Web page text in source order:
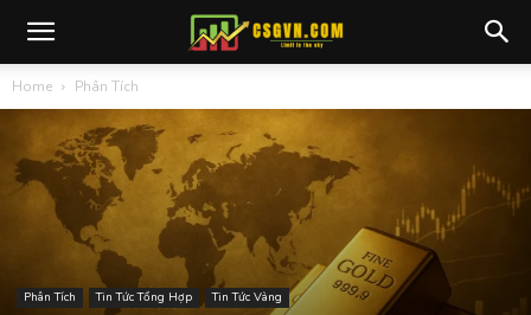
Home Phân Tích
Phân Tích Tin Tức Tổng Hợp Tin Tức Vàng